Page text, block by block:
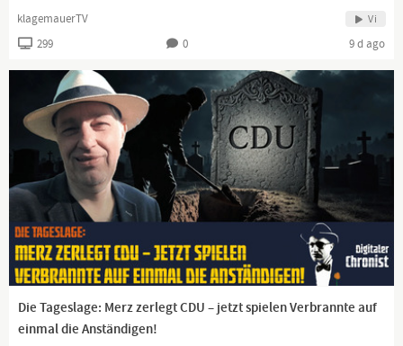
klagemauerTV Vi
299 0 9 d ago
Die Tageslage: Merz zerlegt CDU – jetzt spielen Verbrannte auf
einmal die Anständigen!